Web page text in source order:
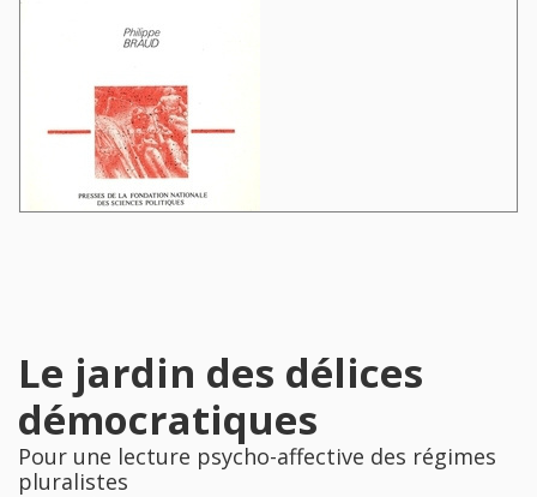
Le jardin des délices
démocratiques
Pour une lecture psycho-affective des régimes
pluralistes